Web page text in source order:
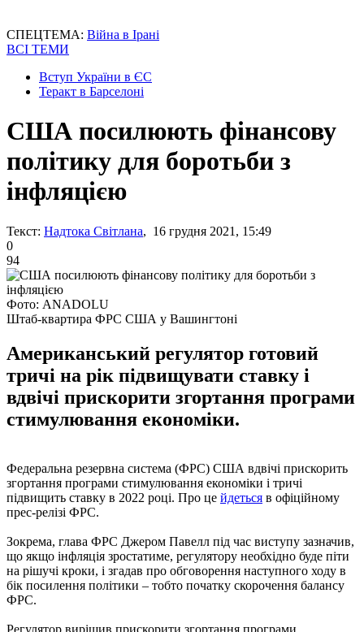
СПЕЦТЕМА: Війна в Ірані
ВСІ ТЕМИ
Вступ України в ЄС
Теракт в Барселоні
США посилюють фінансову
політику для боротьби з
інфляцією
Текст: Надтока Світлана, 16 грудня 2021, 15:49
0
94
Фото: ANADOLU
Штаб-квартира ФРС США у Вашингтоні
Американський регулятор готовий
тричі на рік підвищувати ставку і
вдвічі прискорити згортання програми
стимулювання економіки.
Федеральна резервна система (ФРС) США вдвічі прискорить
згортання програми стимулювання економіки і тричі
підвищить ставку в 2022 році. Про це йдеться в офіційному
прес-релізі ФРС.
Зокрема, глава ФРС Джером Павелл під час виступу зазначив,
що якщо інфляція зростатиме, регулятору необхідно буде піти
на рішучі кроки, і згадав про обговорення наступного ходу в
бік посилення політики – тобто початку скорочення балансу
ФРС.
Регулятор вирішив прискорити згортання програми